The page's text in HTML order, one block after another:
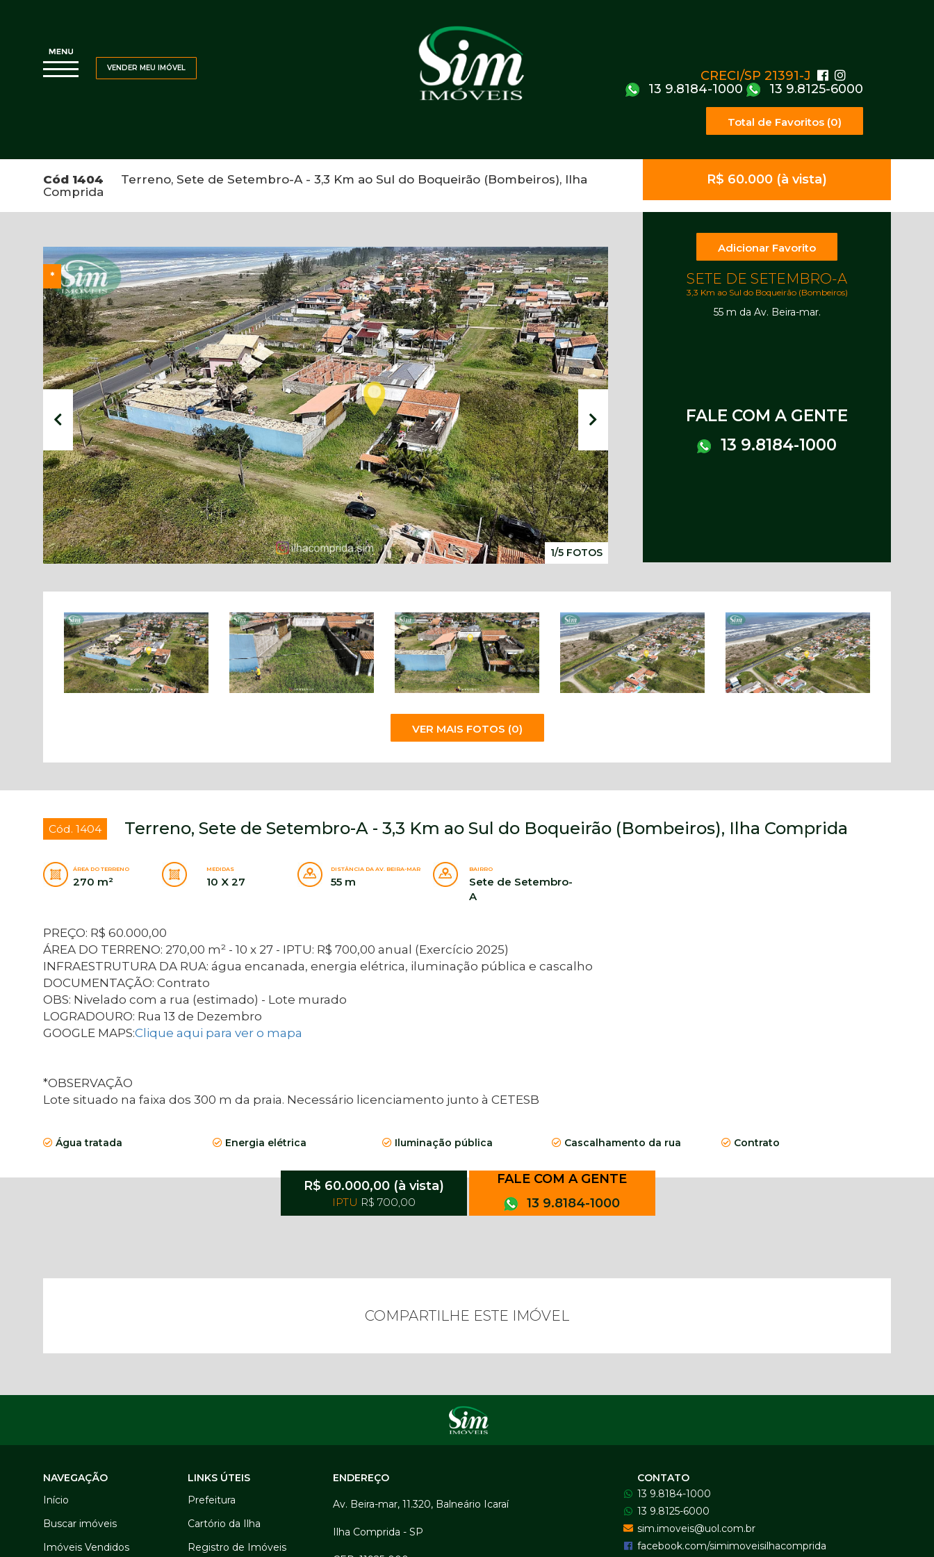
CRECI/SP 21391-J
13 9.8184-1000
13 9.8125-6000
Total de Favoritos (0)
VENDER MEU IMÓVEL
Cód 1404 Terreno, Sete de Setembro-A - 3,3 Km ao Sul do Boqueirão (Bombeiros), Ilha
Comprida
R$ 60.000 (à vista)
*
1/5 FOTOS
Adicionar Favorito
SETE DE SETEMBRO-A
3,3 Km ao Sul do Boqueirão (Bombeiros)
55 m da Av. Beira-mar.
FALE COM A GENTE
13 9.8184-1000
VER MAIS FOTOS (0)
Cód. 1404 Terreno, Sete de Setembro-A - 3,3 Km ao Sul do Boqueirão (Bombeiros), Ilha Comprida
ÁREA DO TERRENO
270 m²
MEDIDAS
10 X 27
DISTÂNCIA DA AV. BEIRA-MAR
55 m
BAIRRO
Sete de Setembro-
A
PREÇO: R$ 60.000,00
ÁREA DO TERRENO: 270,00 m² - 10 x 27 - IPTU: R$ 700,00 anual (Exercício 2025)
INFRAESTRUTURA DA RUA: água encanada, energia elétrica, iluminação pública e cascalho
DOCUMENTAÇÃO: Contrato
OBS: Nivelado com a rua (estimado) - Lote murado
LOGRADOURO: Rua 13 de Dezembro
GOOGLE MAPS:Clique aqui para ver o mapa
*OBSERVAÇÃO
​​​​Lote situado na faixa dos 300 m da praia. Necessário licenciamento junto à CETESB
Água tratada Energia elétrica Iluminação pública Cascalhamento da rua Contrato
R$ 60.000,00 (à vista)
IPTU R$ 700,00
FALE COM A GENTE
13 9.8184-1000
COMPARTILHE ESTE IMÓVEL
NAVEGAÇÃO
Início
Buscar imóveis
Imóveis Vendidos
LINKS ÚTEIS
Prefeitura
Cartório da Ilha
Registro de Imóveis
ENDEREÇO
Av. Beira-mar, 11.320, Balneário Icaraí
Ilha Comprida - SP
CONTATO
13 9.8184-1000
13 9.8125-6000
sim.imoveis@uol.com.br
facebook.com/simimoveisilhacomprida